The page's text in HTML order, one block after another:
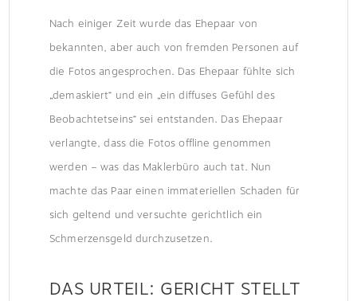
Nach einiger Zeit wurde das Ehepaar von
bekannten, aber auch von fremden Personen auf
die Fotos angesprochen. Das Ehepaar fühlte sich
„demaskiert“ und ein „ein diffuses Gefühl des
Beobachtetseins“ sei entstanden. Das Ehepaar
verlangte, dass die Fotos offline genommen
werden – was das Maklerbüro auch tat. Nun
machte das Paar einen immateriellen Schaden für
sich geltend und versuchte gerichtlich ein
Schmerzensgeld durchzusetzen.
DAS URTEIL: GERICHT STELLT